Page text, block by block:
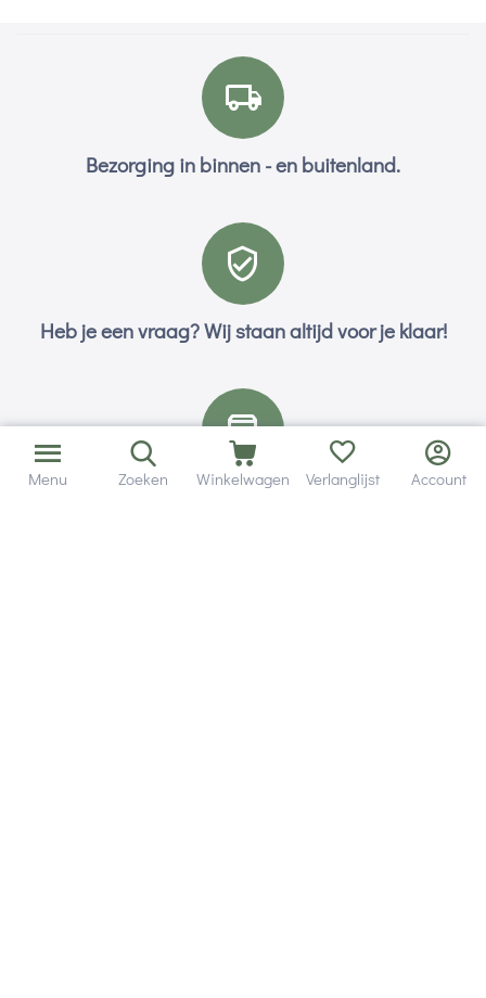
Bezorging in binnen - en buitenland.
Heb je een vraag? Wij staan altijd voor je klaar!
Altijd 120 dagen retourrecht.
Menu Zoeken Winkelwagen Verlanglijst Account